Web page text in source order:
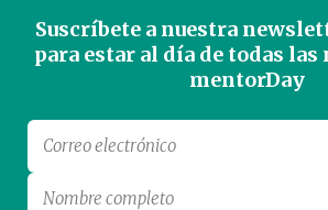
Suscríbete a nuestra
para estar al día de todas las
mentorDay